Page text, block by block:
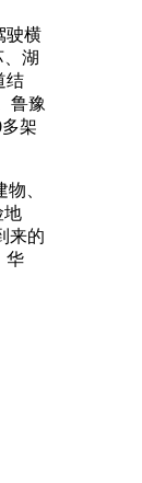
驶横
湖
结
鲁豫
架
、
地
来的
华